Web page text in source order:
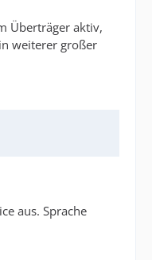
Überträger aktiv,
weiterer großer
aus. Sprache